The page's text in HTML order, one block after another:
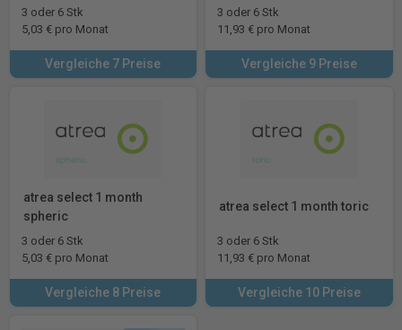
3 oder 6 Stk
5,03 € pro Monat
Vergleiche 7 Preise
3 oder 6 Stk
11,93 € pro Monat
Vergleiche 9 Preise
atrea select 1 month
spheric
3 oder 6 Stk
5,03 € pro Monat
Vergleiche 8 Preise
atrea select 1 month toric
3 oder 6 Stk
11,93 € pro Monat
Vergleiche 10 Preise